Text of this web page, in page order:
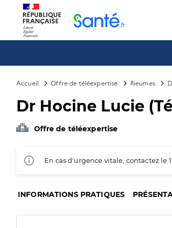
Accueil Offre de téléexpertise Rieumes
Dr Hocine Lucie
Offre de téléexpertise
En cas d'urgence vitale, contactez le
INFORMATIONS PRATIQUES
Panneau de gestion des cookies